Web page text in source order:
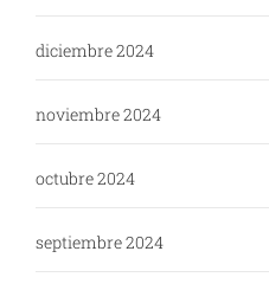
diciembre 2024
noviembre 2024
octubre 2024
septiembre 2024